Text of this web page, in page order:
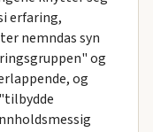
erfaring,
nemndas syn
og
og